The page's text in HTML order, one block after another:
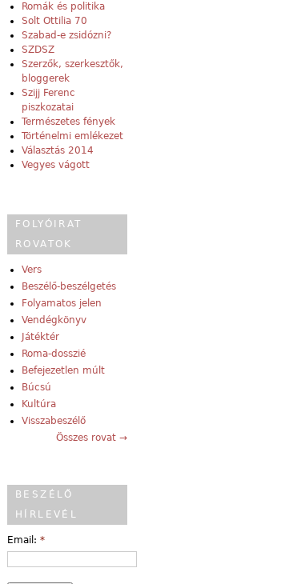
Romák és politika
Solt Ottilia 70
Szabad-e zsidózni?
SZDSZ
Szerzők, szerkesztők,
bloggerek
Szijj Ferenc
piszkozatai
Természetes fények
Történelmi emlékezet
Választás 2014
Vegyes vágott
FOLYÓIRAT
ROVATOK
Vers
Beszélő-beszélgetés
Folyamatos jelen
Vendégkönyv
Játéktér
Roma-dosszié
Befejezetlen múlt
Búcsú
Kultúra
Visszabeszélő
Összes rovat →
BESZÉLŐ
HÍRLEVÉL
Email: *